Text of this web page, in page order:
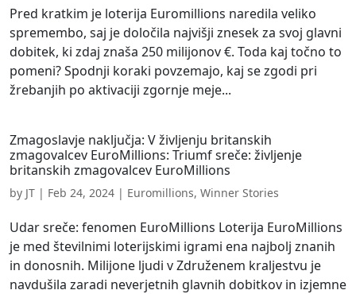
Pred kratkim je loterija Euromillions naredila veliko
spremembo, saj je določila najvišji znesek za svoj glavni
dobitek, ki zdaj znaša 250 milijonov €. Toda kaj točno to
pomeni? Spodnji koraki povzemajo, kaj se zgodi pri
žrebanjih po aktivaciji zgornje meje...
Zmagoslavje naključja: V življenju britanskih
zmagovalcev EuroMillions: Triumf sreče: življenje
britanskih zmagovalcev EuroMillions
by JT | Feb 24, 2024 | Euromillions, Winner Stories
Udar sreče: fenomen EuroMillions Loterija EuroMillions
je med številnimi loterijskimi igrami ena najbolj znanih
in donosnih. Milijone ljudi v Združenem kraljestvu je
navdušila zaradi neverjetnih glavnih dobitkov in izjemne